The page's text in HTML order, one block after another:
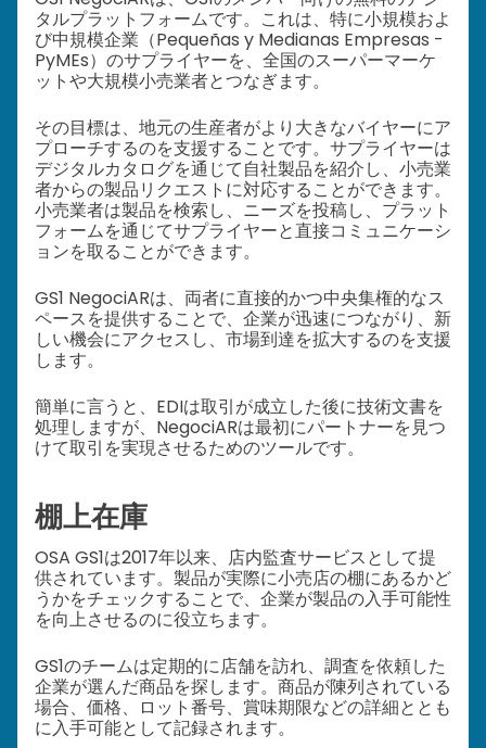
タルプラットフォームです。これは、特に小規模およ
び中規模企業（Pequeñas y Medianas Empresas -
PyMEs）のサプライヤーを、全国のスーパーマーケ
ットや大規模小売業者とつなぎます。
その目標は、地元の生産者がより大きなバイヤーにア
プローチするのを支援することです。サプライヤーは
デジタルカタログを通じて自社製品を紹介し、小売業
者からの製品リクエストに対応することができます。
小売業者は製品を検索し、ニーズを投稿し、プラット
フォームを通じてサプライヤーと直接コミュニケーシ
ョンを取ることができます。
GS1 NegociARは、両者に直接的かつ中央集権的なス
ペースを提供することで、企業が迅速につながり、新
しい機会にアクセスし、市場到達を拡大するのを支援
します。
簡単に言うと、EDIは取引が成立した後に技術文書を
処理しますが、NegociARは最初にパートナーを見つ
けて取引を実現させるためのツールです。
棚上在庫
OSA GS1は2017年以来、店内監査サービスとして提
供されています。製品が実際に小売店の棚にあるかど
うかをチェックすることで、企業が製品の入手可能性
を向上させるのに役立ちます。
GS1のチームは定期的に店舗を訪れ、調査を依頼した
企業が選んだ商品を探します。商品が陳列されている
場合、価格、ロット番号、賞味期限などの詳細ととも
に入手可能として記録されます。